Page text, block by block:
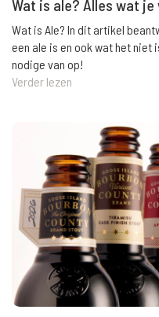
Wat is ale? Alles wat
Wat is Ale? In dit artikel
een ale is en ook wat het niet
nodige van op!
Verder lezen